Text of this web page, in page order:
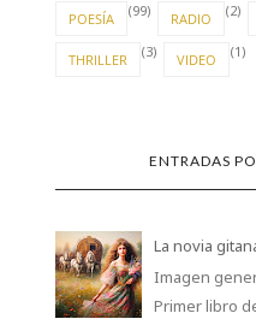
POESÍA (99) RADIO (2)
THRILLER (3) VIDEO (1)
ENTRADAS
La novia
Imagen
Primer libro